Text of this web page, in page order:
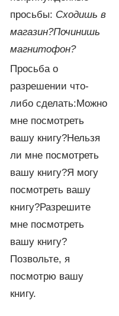
просьбы: Сходишь в
магазин?Починишь
магнитофон?
Просьба о
разрешении что-
либо сделать:Можно
мне посмотреть
вашу книгу?Нельзя
ли мне посмотреть
вашу книгу?Я могу
посмотреть вашу
книгу?Разрешите
мне посмотреть
вашу книгу?
Позвольте, я
посмотрю вашу
книгу.